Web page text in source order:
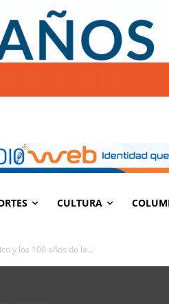
CULTURA
y los 100 años de la...